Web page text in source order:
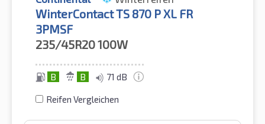
WinterContact TS 870 P XL FR
3PMSF
235/45R20100W
B B 71 dB
Reifen Vergleichen